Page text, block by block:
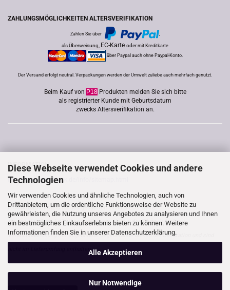
Diese Webseite verwendet Cookies und andere
Technologien
Wir verwenden Cookies und ähnliche Technologien, auch von
Drittanbietern, um die ordentliche Funktionsweise der Website zu
gewährleisten, die Nutzung unseres Angebotes zu analysieren und Ihnen
ein bestmögliches Einkaufserlebnis bieten zu können. Weitere
Informationen finden Sie in unserer Datenschutzerklärung.
Alle Akzeptieren
Nur Notwendige
ZAHLUNGSMÖGLICHKEITEN ALTERSVERIFIKATION
Zahlen Sie über ,
als Überweisung, EC-Karte odermit Kreditkarte
über Paypal auch ohne Paypal-Konto.
Der Versand erfolgt neutral. Verpackungen werden der Umwelt zuliebe auch mehrfach genutzt.
Beim Kauf von P18Produkten melden Sie sich bitte
als registrierter Kunde mit Geburtsdatum
zwecks Altersverifikation an.
INFORMATION
http://www.good-lack.de/info/sitemap.html
Produktfoto-Hinweis für den gesamten Inhalt dieser Seite:
*In den einzelnen Artikelbeschreibungen nicht aufgeführte, jedoch zur
Veranschaulichung mit abgebildete Gegenstände dienen der Dekoration und sind
nicht im Lieferumfang enthalten.